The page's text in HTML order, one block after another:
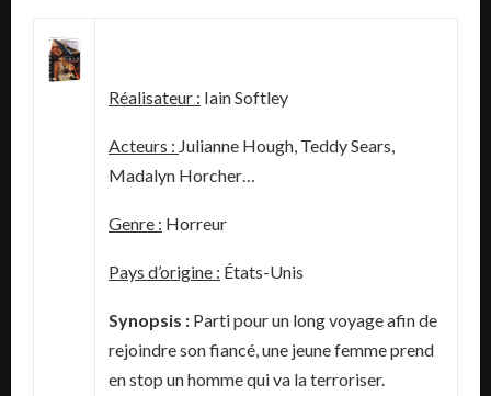
Réalisateur : Iain Softley
Acteurs : Julianne Hough, Teddy Sears,
Madalyn Horcher…
Genre : Horreur
Pays d’origine : États-Unis
Synopsis : Parti pour un long voyage afin de
rejoindre son fiancé, une jeune femme prend
en stop un homme qui va la terroriser.